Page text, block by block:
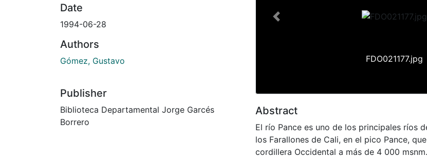
Date
1994-06-28
Authors
Gómez, Gustavo
Publisher
Biblioteca Departamental Jorge Garcés
Borrero
FDO021177.jpg
Previous
Abstract
El río Pance es uno de los principales ríos
los Farallones de Cali, en el pico Pance,
cordillera Occidental a más de 4 000